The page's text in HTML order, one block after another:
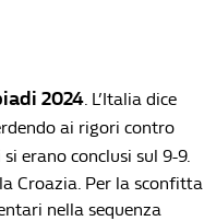
2024. L’Italia dice
ai rigori contro
erano conclusi sul 9-9.
Croazia. Per la sconfitta
nella sequenza